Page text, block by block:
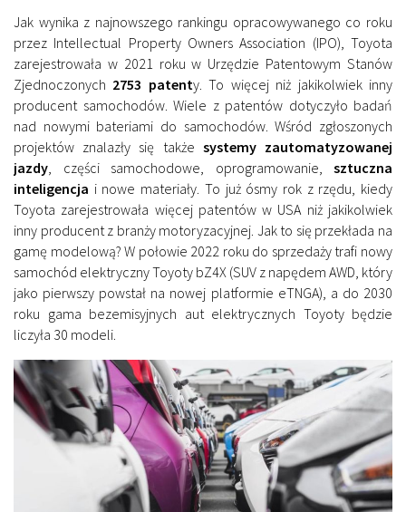
Jak wynika z najnowszego rankingu opracowywanego co roku
przez Intellectual Property Owners Association (IPO), Toyota
zarejestrowała w 2021 roku w Urzędzie Patentowym Stanów
Zjednoczonych 2753 patenty. To więcej niż jakikolwiek inny
producent samochodów. Wiele z patentów dotyczyło badań
nad nowymi bateriami do samochodów. Wśród zgłoszonych
projektów znalazły się także systemy zautomatyzowanej
jazdy , części samochodowe, oprogramowanie, sztuczna
inteligencja i nowe materiały. To już ósmy rok z rzędu, kiedy
Toyota zarejestrowała więcej patentów w USA niż jakikolwiek
inny producent z branży motoryzacyjnej. Jak to się przekłada na
gamę modelową? W połowie 2022 roku do sprzedaży trafi nowy
samochód elektryczny Toyoty bZ4X (SUV z napędem AWD, który
jako pierwszy powstał na nowej platformie eTNGA), a do 2030
roku gama bezemisyjnych aut elektrycznych Toyoty będzie
liczyła 30 modeli.